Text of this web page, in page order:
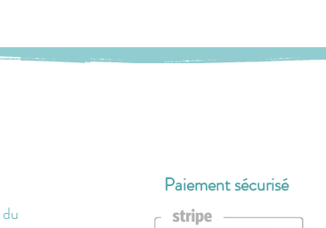
du
Paiement sécurisé